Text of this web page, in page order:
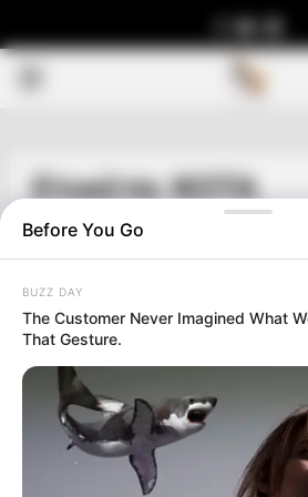
Ετικέτα: ΚΟΤΑ
Before You Go
BUZZ DAY
The Customer Never Imagined What
That Gesture.